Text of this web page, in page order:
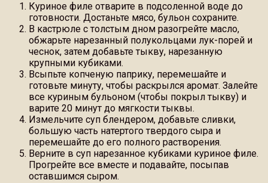
Куриное филе отварите в подсоленной воде до
готовности. Достаньте мясо, бульон сохраните.
В кастрюле с толстым дном разогрейте масло,
обжарьте нарезанный полукольцами лук-порей и
чеснок, затем добавьте тыкву, нарезанную
крупными кубиками.
Всыпьте копченую паприку, перемешайте и
готовьте минуту, чтобы раскрылся аромат. Залейте
все куриным бульоном (чтобы покрыл тыкву) и
варите 20 минут до мягкости тыквы.
Измельчите суп блендером, добавьте сливки,
большую часть натертого твердого сыра и
перемешайте до его полного растворения.
Верните в суп нарезанное кубиками куриное филе.
Прогрейте все вместе и подавайте, посыпав
оставшимся сыром.